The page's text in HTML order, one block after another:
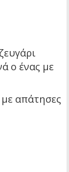
ο ένας με
απάτησες